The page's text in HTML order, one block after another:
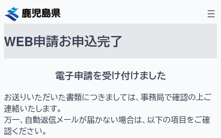
内
容
ス
WEB申請お申込完了
電子申請を受け付けました
お送りいただいた書類につきましては、事務局で確認の上ご
連絡いたします。
万一、自動返信メールが届かない場合は、以下の項目をご確
認ください。